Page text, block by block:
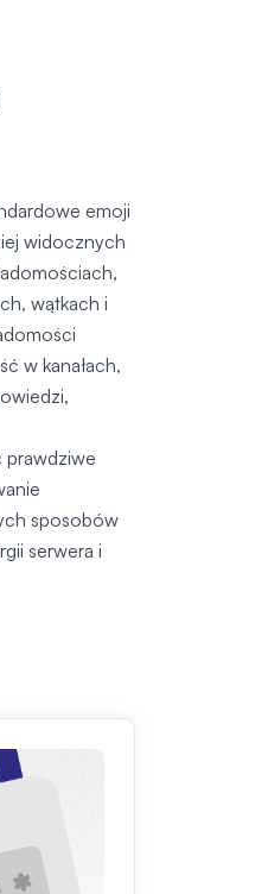
emoji
widocznych
wątkach i
w kanałach,
prawdziwe
sposobów
serwera i